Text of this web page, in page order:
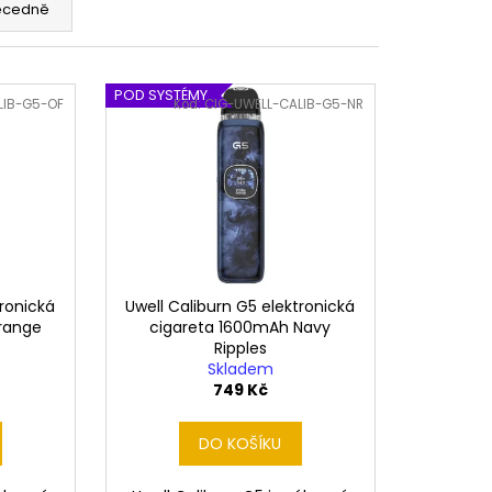
G5-OF POD SYSTÉMY
Uwell Caliburn G5 elektronická
cigareta 1600mAh Navy
Ripples
Skladem
749 Kč
DO KOŠÍKU
Kód:CIG-UWELL-CALIB-G5-NR
BLEND 10ML-
TABÁK)